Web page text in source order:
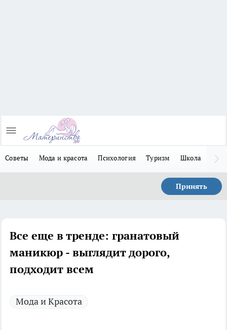
Советы Мода и красота Психология Туризм Школа
Принять
Все еще в тренде: гранатовый
маникюр - выглядит дорого,
подходит всем
Мода и Красота